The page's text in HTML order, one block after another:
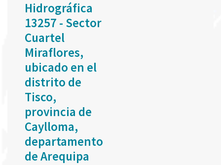
Hidrográfica
13257 - Sector
Cuartel
Miraflores,
ubicado en el
distrito de
Tisco,
provincia de
Caylloma,
departamento
de Arequipa